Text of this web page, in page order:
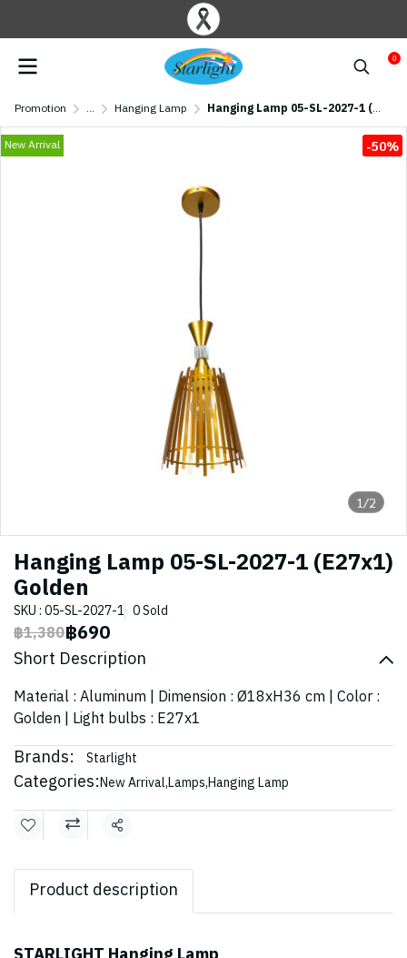
0
Promotion ... Hanging Lamp Hanging Lamp 05-SL-2027-1 (E27x1) Golden
1/2
New Arrival -50%
Hanging Lamp 05-SL-2027-1 (E27x1)
Golden
SKU : 05-SL-2027-1 0 Sold
฿1,380฿690
Short Description
Material : Aluminum | Dimension : Ø18xH36 cm | Color :
Golden | Light bulbs : E27x1
Brands: Starlight
Categories:New Arrival,Lamps,Hanging Lamp
Share
Product description